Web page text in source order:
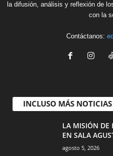
la difusión, análisis y reflexión de
con la
Contáctanos:
INCLUSO MÁS NOTICIAS
LA MISIÓN DE
EN SALA
agosto 5, 2026